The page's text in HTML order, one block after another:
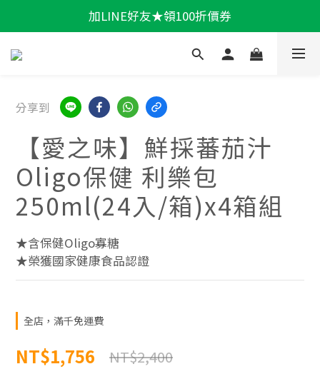
輕盈一夏★滿額86折
加LINE好友★領100折價券
輕盈一夏★滿額86折
分享到
【愛之味】鮮採蕃茄汁
Oligo保健 利樂包
250ml(24入/箱)x4箱組
★含保健Oligo寡糖
★榮獲國家健康食品認證
全店，滿千免運費
NT$1,756 NT$2,400